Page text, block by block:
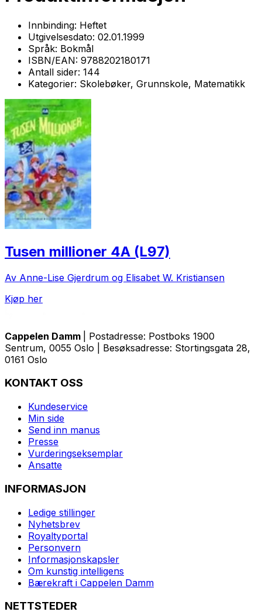
Innbinding: Heftet
Utgivelsesdato: 02.01.1999
Språk: Bokmål
ISBN/EAN: 9788202180171
Antall sider: 144
Kategorier: Skolebøker, Grunnskole, Matematikk
Tusen millioner 4A (L97)
Av Anne-Lise Gjerdrum og Elisabet W. Kristiansen
Kjøp her
Cappelen Damm
| Postadresse: Postboks 1900
Sentrum, 0055 Oslo | Besøksadresse: Stortingsgata 28,
0161 Oslo
KONTAKT OSS
Kundeservice
Min side
Send inn manus
Presse
Vurderingseksemplar
Ansatte
INFORMASJON
Ledige stillinger
Nyhetsbrev
Royaltyportal
Personvern
Informasjonskapsler
Om kunstig intelligens
Bærekraft i Cappelen Damm
NETTSTEDER